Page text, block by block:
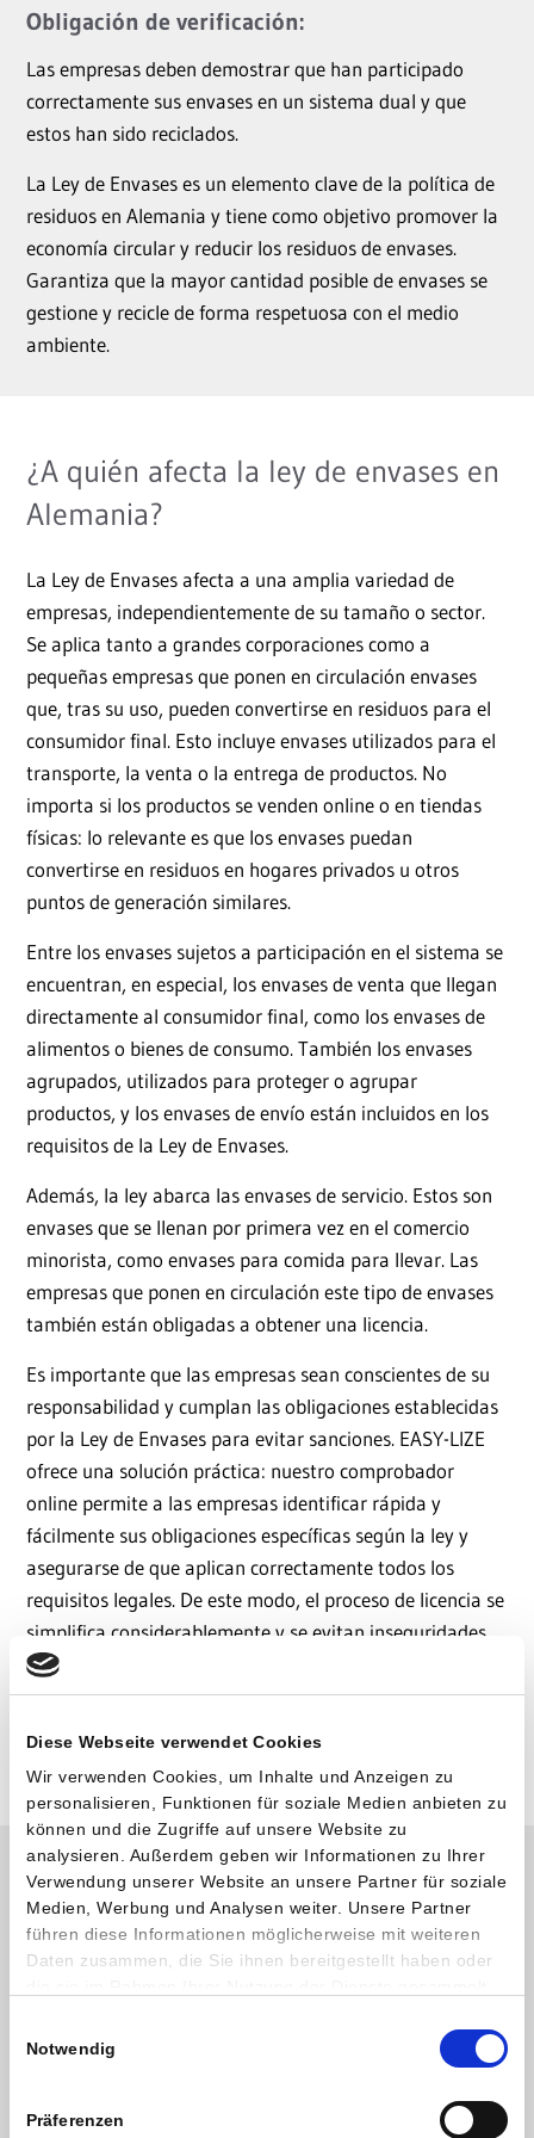
Diese Webseite verwendet Cookies
Wir verwenden Cookies, um Inhalte und Anzeigen zu
personalisieren, Funktionen für soziale Medien anbieten zu
können und die Zugriffe auf unsere Website zu
analysieren. Außerdem geben wir Informationen zu Ihrer
Verwendung unserer Website an unsere Partner für soziale
Medien, Werbung und Analysen weiter. Unsere Partner
führen diese Informationen möglicherweise mit weiteren
Daten zusammen, die Sie ihnen bereitgestellt haben oder
Notwendig
Präferenzen
Obligación de verificación:
Las empresas deben demostrar que han participado
correctamente sus envases en un sistema dual y que
estos han sido reciclados.
La Ley de Envases es un elemento clave de la política de
residuos en Alemania y tiene como objetivo promover la
economía circular y reducir los residuos de envases.
Garantiza que la mayor cantidad posible de envases se
gestione y recicle de forma respetuosa con el medio
ambiente.
¿A quién afecta la ley de envases en
Alemania?
La Ley de Envases afecta a una amplia variedad de
empresas, independientemente de su tamaño o sector.
Se aplica tanto a grandes corporaciones como a
pequeñas empresas que ponen en circulación envases
que, tras su uso, pueden convertirse en residuos para el
consumidor final. Esto incluye envases utilizados para el
transporte, la venta o la entrega de productos. No
importa si los productos se venden online o en tiendas
físicas: lo relevante es que los envases puedan
convertirse en residuos en hogares privados u otros
puntos de generación similares.
Entre los envases sujetos a participación en el sistema se
encuentran, en especial, los envases de venta que llegan
directamente al consumidor final, como los envases de
alimentos o bienes de consumo. También los envases
agrupados, utilizados para proteger o agrupar
productos, y los envases de envío están incluidos en los
requisitos de la Ley de Envases.
Además, la ley abarca las envases de servicio. Estos son
envases que se llenan por primera vez en el comercio
minorista, como envases para comida para llevar. Las
empresas que ponen en circulación este tipo de envases
también están obligadas a obtener una licencia.
Es importante que las empresas sean conscientes de su
responsabilidad y cumplan las obligaciones establecidas
por la Ley de Envases para evitar sanciones. EASY-LIZE
ofrece una solución práctica: nuestro comprobador
online permite a las empresas identificar rápida y
fácilmente sus obligaciones específicas según la ley y
asegurarse de que aplican correctamente todos los
requisitos legales. De este modo, el proceso de licencia se
simplifica considerablemente y se evitan inseguridades
jurídicas.
calculador de licencias
¿Qué ocurre si no se cumple la Ley
de Envases en Alemania?
diversas sanciones, tanto de carácter administrativo
Multas: